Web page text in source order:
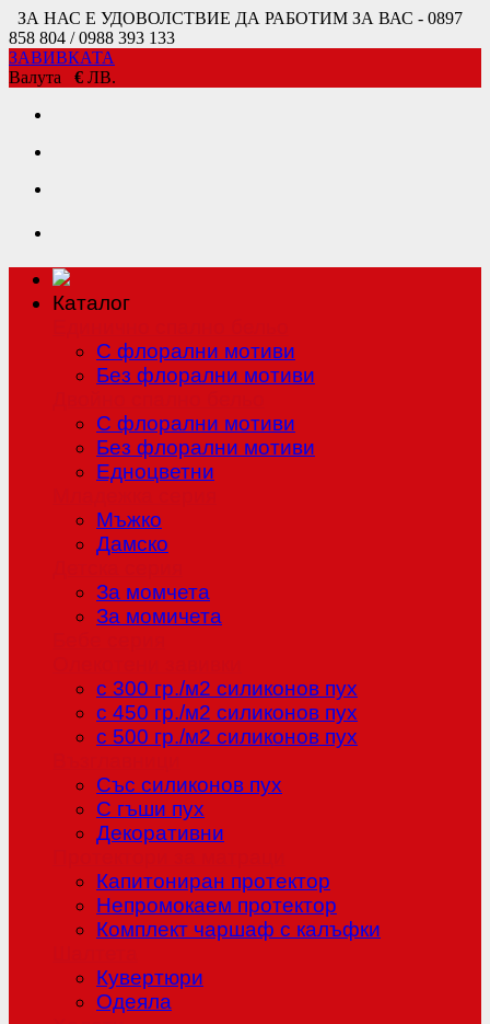
ЗА НАС Е УДОВОЛСТВИЕ ДА РАБОТИМ ЗА ВАС - 0897
858 804 / 0988 393 133
ЗАВИВКАТА
Валута € ЛВ.
Каталог
С флорални мотиви
Без флорални мотиви
С флорални мотиви
Без флорални мотиви
Едноцветни
Мъжко
Дамско
За момчета
За момичета
с 300 гр./м2 силиконов пух
с 450 гр./м2 силиконов пух
с 500 гр./м2 силиконов пух
Със силиконов пух
С гъши пух
Декоративни
Капитониран протектор
Непромокаем протектор
Комплект чаршаф с калъфки
Кувертюри
Одеяла